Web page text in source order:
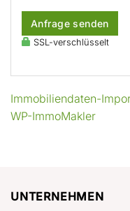
Anfrage senden
SSL-verschlüsselt
Immobiliendaten-
WP-ImmoMakler
UNTERNEHMEN